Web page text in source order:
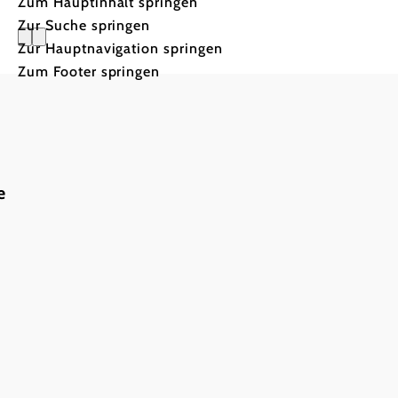
Zur Suche springen
Zur Hauptnavigation springen
Zum Footer springen